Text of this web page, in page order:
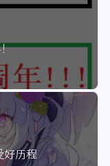
好历程